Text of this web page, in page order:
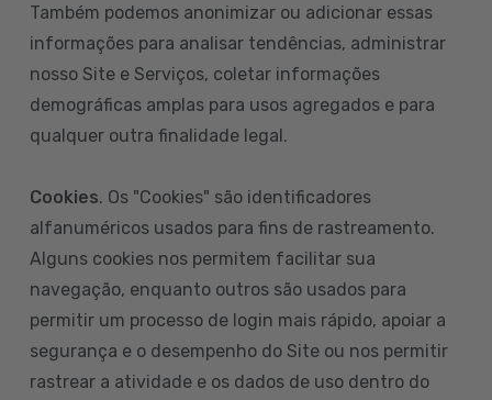
Também podemos anonimizar ou adicionar essas
informações para analisar tendências, administrar
nosso Site e Serviços, coletar informações
demográficas amplas para usos agregados e para
qualquer outra finalidade legal.
Cookies. Os "Cookies" são identificadores
alfanuméricos usados para fins de rastreamento.
Alguns cookies nos permitem facilitar sua
navegação, enquanto outros são usados para
permitir um processo de login mais rápido, apoiar a
segurança e o desempenho do Site ou nos permitir
rastrear a atividade e os dados de uso dentro do